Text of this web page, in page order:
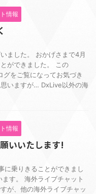
情報
ました。 おかげさまで4月
ができました。 この
をご覧になってお気づき
いますが… DxLive以外の海
情報
いいたします!
に乗りきることができまし
す。 海外ライブチャット
が、他の海外ライブチャッ